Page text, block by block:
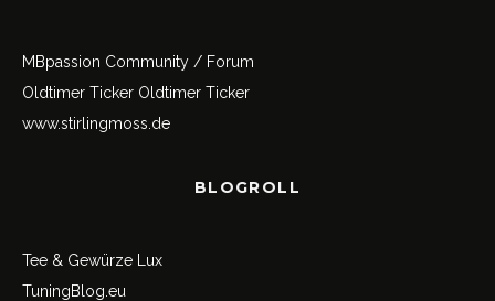
MBpassion Community / Forum
Oldtimer Ticker Oldtimer Ticker
www.stirlingmoss.de
BLOGROLL
Tee & Gewürze Lux
TuningBlog.eu